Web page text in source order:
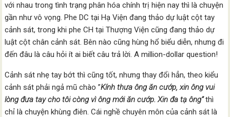
với nhau trong tình trạng phân hóa chính trị hiện nay thì là chuyện
gần như vô vọng. Phe DC tại Hạ Viện đang thảo dự luật cột tay
cảnh sát, trong khi phe CH tại Thượng Viện cũng đang thảo dự
luật cột chân cảnh sát. Bên nào cũng hùng hổ biểu diễn, nhưng đi
đến đâu là câu hỏi ít ai biết câu trả lời. A million-dollar question!
Cảnh sát nhẹ tay bớt thì cũng tốt, nhưng thay đổi hẳn, theo kiểu
cảnh sát phải ngả mũ chào ”Kính thưa ông ăn cướp, xin ông vui
lòng đưa tay cho tôi còng vì ông mới ăn cướp. Xin đa tạ ông”thì
chỉ là chuyện khùng điên. Cái nghề chuyên môn của cảnh sát là